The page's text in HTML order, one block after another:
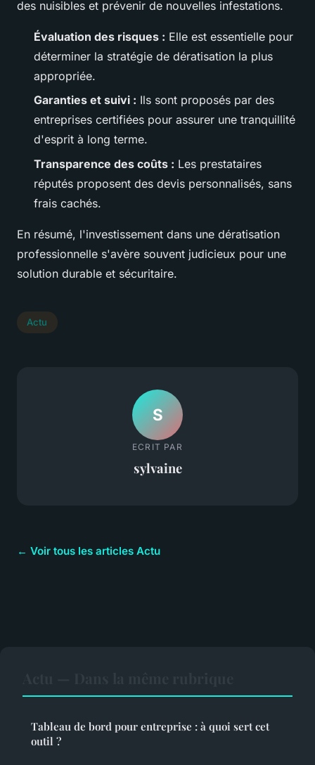
des nuisibles et prévenir de nouvelles infestations.
Évaluation des risques : Elle est essentielle pour
déterminer la stratégie de dératisation la plus
appropriée.
Garanties et suivi : Ils sont proposés par des
entreprises certifiées pour assurer une tranquillité
d'esprit à long terme.
Transparence des coûts : Les prestataires
réputés proposent des devis personnalisés, sans
frais cachés.
En résumé, l'investissement dans une dératisation
professionnelle s'avère souvent judicieux pour une
solution durable et sécuritaire.
Actu
S
ECRIT PAR
sylvaine
← Voir tous les articles Actu
Tableau de bord pour entreprise : à quoi sert cet
outil ?